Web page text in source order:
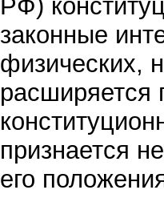
РФ)
законные
физических,
расширяется
признается
его